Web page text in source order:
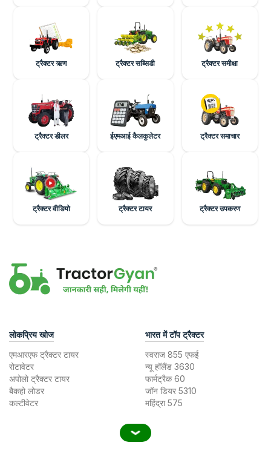
ट्रैक्टर ऋण ट्रैक्टर सब्सिडी ट्रैक्टर समीक्षा
ट्रैक्टर डीलर ईएमआई कैलकुलेटर ट्रैक्टर समाचार
ट्रैक्टर वीडियो ट्रैक्टर टायर ट्रैक्टर उपकरण
लोकप्रिय खोज
एमआरएफ ट्रैक्टर टायर
रोटावेटर
अपोलो ट्रैक्टर टायर
बैकहो लोडर
कल्टीवेटर
भारत में टॉप ट्रैक्टर
स्वराज 855 एफई
न्यू हॉलैंड 3630
फार्मट्रैक 60
जॉन डियर 5310
महिंद्रा 575